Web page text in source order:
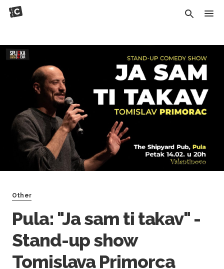
Other
Pula: "Ja sam ti takav" -
Stand-up show
Tomislava Primorca